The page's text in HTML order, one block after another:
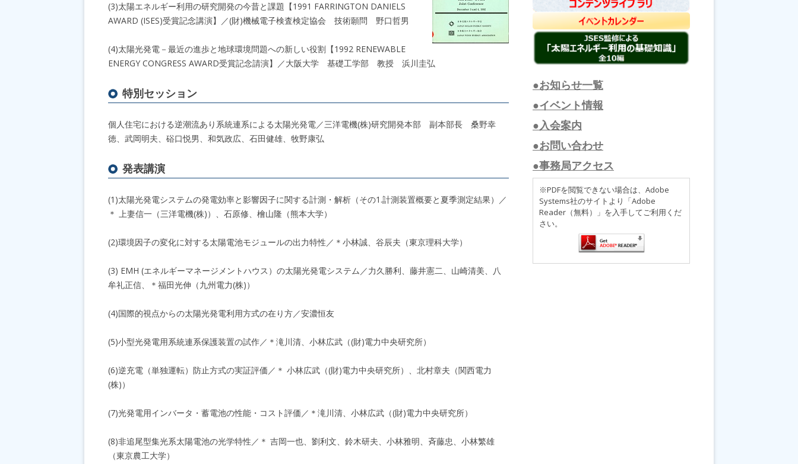
(3)太陽エネルギー利用の研究開発の今昔と課題【1991 FARRINGTON DANIELS
AWARD (ISES)受賞記念講演】／(財)機械電子検査検定協会 技術願問 野口哲男
(4)太陽光発電－最近の進歩と地球環境問題への新しい役割【1992 RENEWABLE
ENERGY CONGRESS AWARD受賞記念請演】／大阪大学 基礎工学部 教授 浜川圭弘
特別セッション
個人住宅における逆潮流あり系統連系による太陽光発電／三洋電機(株)研究開発本部 副本部長 桑野幸
徳、武岡明夫、硲口悦男、和気政広、石田健雄、牧野康弘
発表講演
(1)太陽光発電システムの発電効率と影響因子に関する計測・解析（その1.計測装置概要と夏季測定結果）／
＊ 上妻信一（三洋電機(株)）、石原修、檜山隆（熊本大学）
(2)環境因子の変化に対する太陽電池モジュールの出力特性／＊小林誠、谷辰夫（東京理科大学）
(3) EMH (エネルギーマネージメントハウス）の太陽光発電システム／力久勝利、藤井憲二、山崎清美、八
牟礼正信、＊福田光伸（九州電力(株)）
(4)国際的視点からの太陽光発電利用方式の在り方／安濃恒友
(5)小型光発電用系統連系保護装置の試作／＊滝川清、小林広武（(財)電力中央研究所）
(6)逆充電（単独運転）防止方式の実証評価／＊ 小林広武（(財)電力中央研究所）、北村章夫（関西電力
(株)）
(7)光発電用インバータ・蓄電池の性能・コスト評価／＊滝川清、小林広武（(財)電力中央研究所）
(8)非追尾型集光系太陽電池の光学特性／＊ 吉岡一也、劉利文、鈴木研夫、小林雅明、斉藤忠、小林繁雄
（東京農工大学）
●お知らせ一覧
●イベント情報
●入会案内
●お問い合わせ
●事務局アクセス
※PDFを閲覧できない場合は、Adobe
Systems社のサイトより「Adobe
Reader（無料）」を入手してご利用くだ
さい。